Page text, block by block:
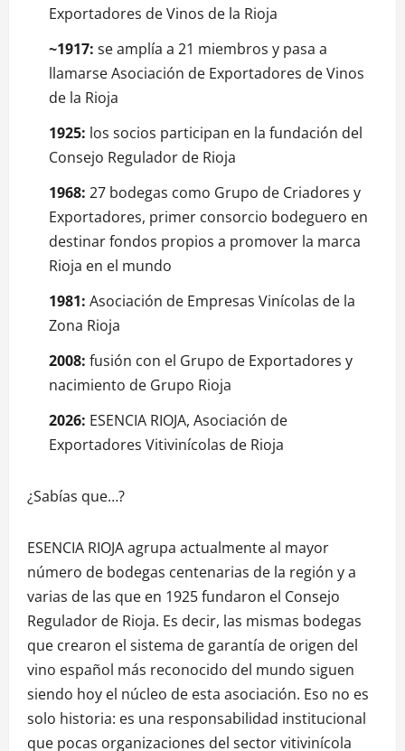
Exportadores de Vinos de la Rioja
~1917: se amplía a 21 miembros y pasa a
llamarse Asociación de Exportadores de Vinos
de la Rioja
1925: los socios participan en la fundación del
Consejo Regulador de Rioja
1968: 27 bodegas como Grupo de Criadores y
Exportadores, primer consorcio bodeguero en
destinar fondos propios a promover la marca
Rioja en el mundo
1981: Asociación de Empresas Vinícolas de la
Zona Rioja
2008: fusión con el Grupo de Exportadores y
nacimiento de Grupo Rioja
2026: ESENCIA RIOJA, Asociación de
Exportadores Vitivinícolas de Rioja
¿Sabías que…?
ESENCIA RIOJA agrupa actualmente al mayor
número de bodegas centenarias de la región y a
varias de las que en 1925 fundaron el Consejo
Regulador de Rioja. Es decir, las mismas bodegas
que crearon el sistema de garantía de origen del
vino español más reconocido del mundo siguen
siendo hoy el núcleo de esta asociación. Eso no es
solo historia: es una responsabilidad institucional
que pocas organizaciones del sector vitivinícola